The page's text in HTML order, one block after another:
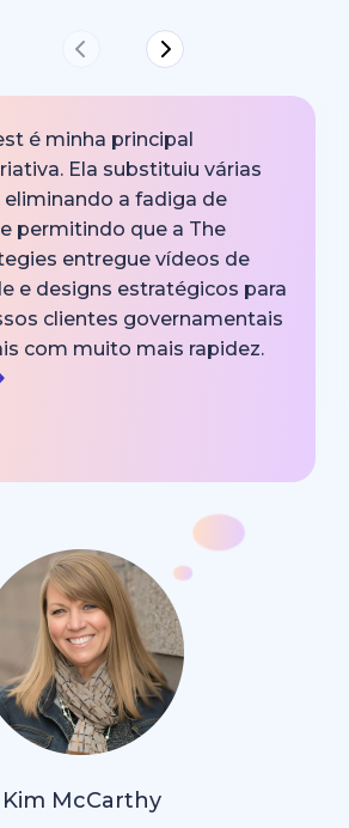
é minha principal
Ela substituiu várias
a fadiga de
permitindo que a The
entregue vídeos de
e designs estratégicos para
clientes governamentais
com muito mais rapidez.
Kim McCarthy